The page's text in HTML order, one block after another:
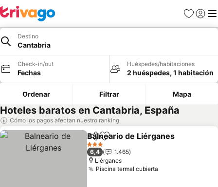
Favoritos
Iniciar
Destino
Cantabria
Check-in/out
Fechas
Huéspedes/habitaciones
2 huéspedes, 1 habitación
Ordenar Filtrar Mapa
Hoteles baratos en Cantabria, España
Cómo los pagos afectan nuestro ranking
CompartirAgregar a favoritos
Balneario de Liérganes
3 Estrellas
6,4
1.465
Liérganes
Piscina termal cubierta